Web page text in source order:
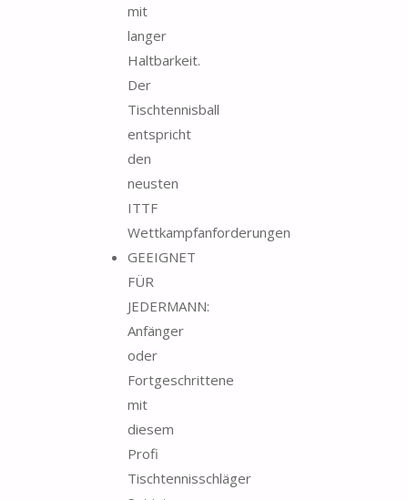
mit
langer
Haltbarkeit.
Der
Tischtennisball
entspricht
den
neusten
ITTF
Wettkampfanforderungen
GEEIGNET
FÜR
JEDERMANN:
Anfänger
oder
Fortgeschrittene
mit
diesem
Profi
Tischtennisschläger